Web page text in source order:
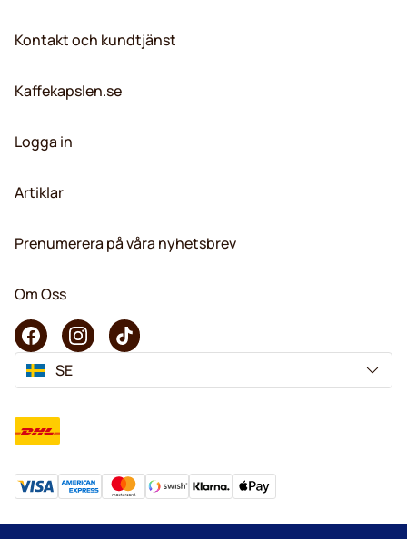
Kontakt och kundtjänst
Kaffekapslen.se
Logga in
Artiklar
Prenumerera på våra nyhetsbrev
Om Oss
SE